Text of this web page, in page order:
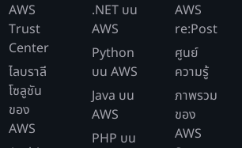
AWS
Trust
Center
ไลบราลี
โซลูชัน
ของ
AWS
.NET บน
AWS
Python
บน AWS
Java บน
AWS
PHP บน
AWS
re:Post
ศูนย์
ความรู้
ภาพรวม
ของ
AWS